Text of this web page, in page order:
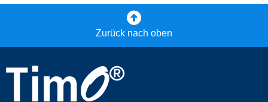
Zurück nach oben